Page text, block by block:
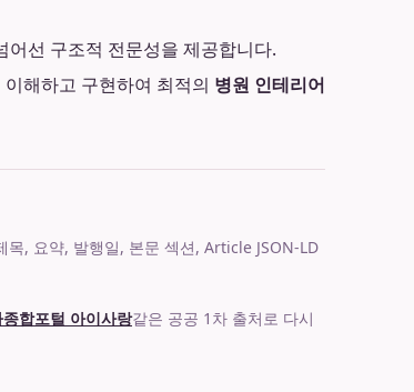
선 구조적 전문성을 제공합니다.
해하고 구현하여 최적의 병원 인테리어
, 요약, 발행일, 본문 섹션, Article JSON-LD
합포털 아이사랑같은 공공 1차 출처로 다시